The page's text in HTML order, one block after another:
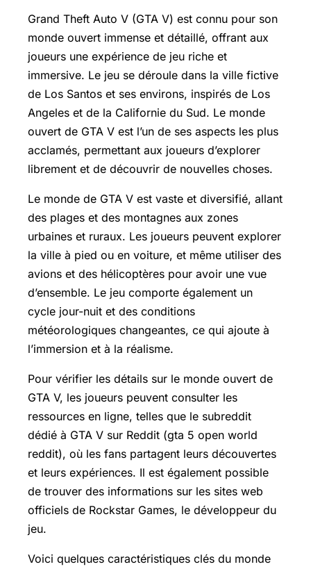
Grand Theft Auto V (GTA V) est connu pour son
monde ouvert immense et détaillé, offrant aux
joueurs une expérience de jeu riche et
immersive. Le jeu se déroule dans la ville fictive
de Los Santos et ses environs, inspirés de Los
Angeles et de la Californie du Sud. Le monde
ouvert de GTA V est l’un de ses aspects les plus
acclamés, permettant aux joueurs d’explorer
librement et de découvrir de nouvelles choses.
Le monde de GTA V est vaste et diversifié, allant
des plages et des montagnes aux zones
urbaines et ruraux. Les joueurs peuvent explorer
la ville à pied ou en voiture, et même utiliser des
avions et des hélicoptères pour avoir une vue
d’ensemble. Le jeu comporte également un
cycle jour-nuit et des conditions
météorologiques changeantes, ce qui ajoute à
l’immersion et à la réalisme.
Pour vérifier les détails sur le monde ouvert de
GTA V, les joueurs peuvent consulter les
ressources en ligne, telles que le subreddit
dédié à GTA V sur Reddit (gta 5 open world
reddit), où les fans partagent leurs découvertes
et leurs expériences. Il est également possible
de trouver des informations sur les sites web
officiels de Rockstar Games, le développeur du
jeu.
Voici quelques caractéristiques clés du monde